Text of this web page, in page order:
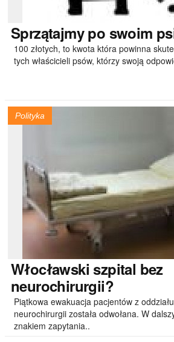
Sprzątajmypo swoim
100 złotych, to kwota która powinna
tych właścicieli psów, którzy swoją
Polityka
Włocławski szpital bez
neurochirurgii?
Piątkowa ewakuacja pacjentów z
neurochirurgii została odwołana. W
znakiem zapytania..